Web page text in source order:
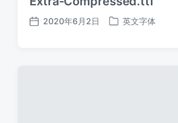
发
2020年6月2日
发
英文字体